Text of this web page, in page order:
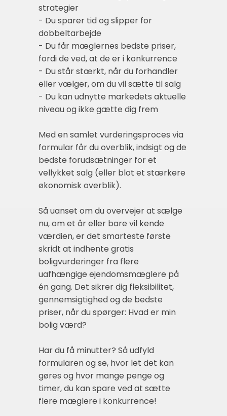
strategier
- Du sparer tid og slipper for
dobbeltarbejde
- Du får mæglernes bedste priser,
fordi de ved, at de er i konkurrence
- Du står stærkt, når du forhandler
eller vælger, om du vil sætte til salg
- Du kan udnytte markedets aktuelle
niveau og ikke gætte dig frem
Med en samlet vurderingsproces via
formular får du overblik, indsigt og de
bedste forudsætninger for et
vellykket salg (eller blot et stærkere
økonomisk overblik).
Så uanset om du overvejer at sælge
nu, om et år eller bare vil kende
værdien, er det smarteste første
skridt at indhente gratis
boligvurderinger fra flere
uafhængige ejendomsmæglere på
én gang. Det sikrer dig fleksibilitet,
gennemsigtighed og de bedste
priser, når du spørger: Hvad er min
bolig værd?
Har du få minutter? Så udfyld
formularen og se, hvor let det kan
gøres og hvor mange penge og
timer, du kan spare ved at sætte
flere mæglere i konkurrence!